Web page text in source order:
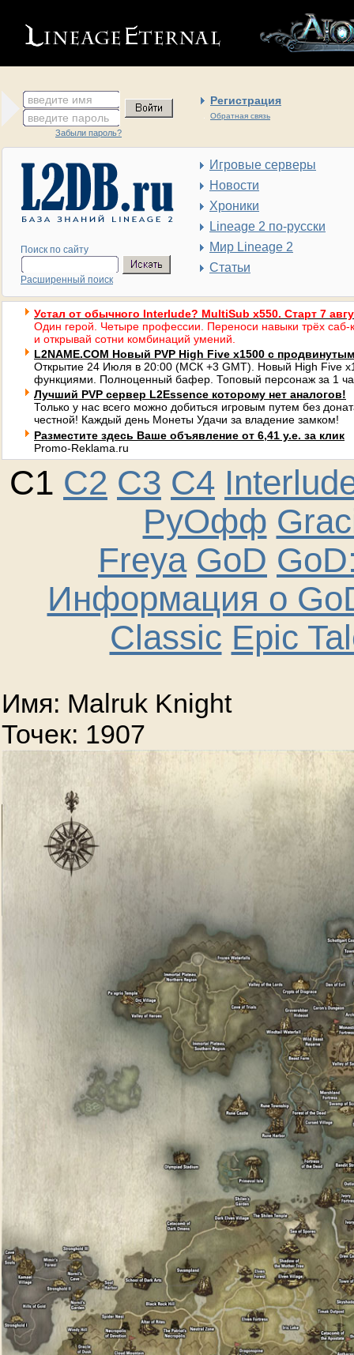
введите имя Регистрация
Обратная связь
введите пароль
Забыли пароль?
Поиск по сайту
Расширенный поиск
Игровые серверы
Новости
Хроники
Lineage 2 по-русски
Мир Lineage 2
Статьи
Устал от обычного Interlude? MultiSub x550. Старт 7
Один герой. Четыре профессии. Переноси навыки трёх саб-
и открывай сотни комбинаций умений.
L2NAME.COM Новый PVP High Five x1500 с
Открытие 24 Июля в 20:00 (МСК +3 GMT). Новый High Five
функциями. Полноценный бафер. Топовый персонаж за 1
Лучший PVP сервер L2Essence которому нет аналогов!
Только у нас всего можно добиться игровым путем без
честной! Каждый день Монеты Удачи за владение замком!
Разместите здесь Ваше объявление от 6,41 у.е. за клик
Promo-Reklama.ru
C1 C2 C3 C4
РуОфф
Freya GoD
Информация о
Classic Epic
Имя: Malruk Knight
Точек: 1907